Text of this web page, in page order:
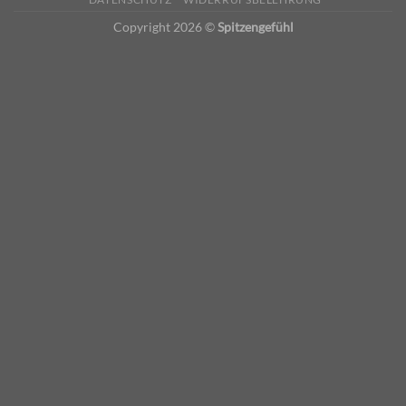
Copyright 2026 ©Spitzengefühl